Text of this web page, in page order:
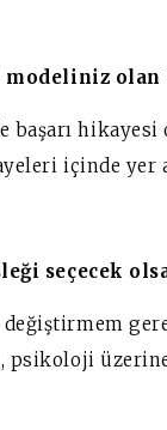
modeliniz
başarı
içinde
seçecek
psikoloji